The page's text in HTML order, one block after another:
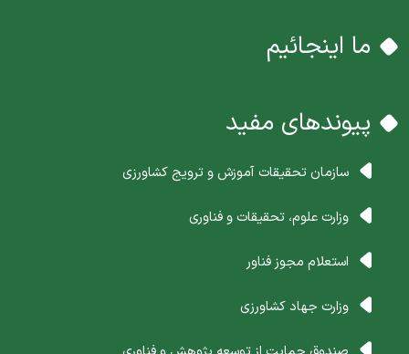
ما اینجائیم
پیوندهای مفید
سازمان تحقیقات آموزش و ترویج کشاورزی
وزارت علوم، تحقیقات و فناوری
استعلام مجوز فناور
وزارت جهاد کشاورزی